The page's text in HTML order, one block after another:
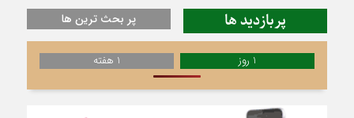
پربازدید ها پر بحث ترین ها
1 روز 1 هفته